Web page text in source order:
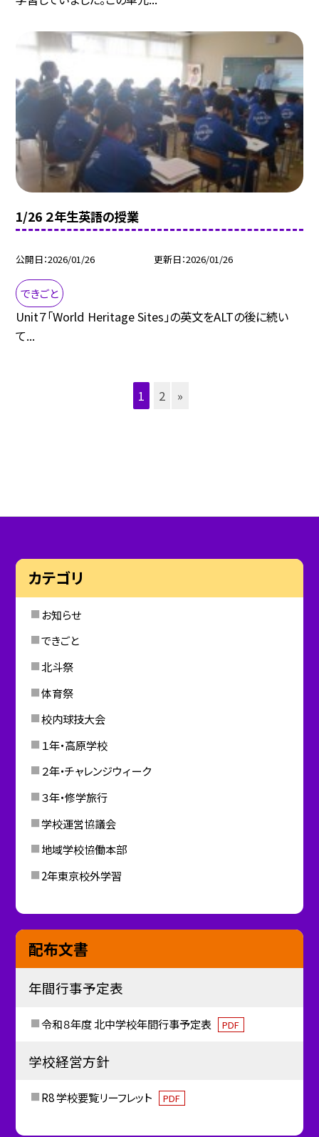
1/26 ２年生英語の授業
公開日 2026/01/26 更新日 2026/01/26
できごと
Unit７「World Heritage Sites」の英文をALTの後に続い
て...
1 2 »
カテゴリ
お知らせ
できごと
北斗祭
体育祭
校内球技大会
１年・高原学校
２年・チャレンジウィーク
３年・修学旅行
学校運営協議会
地域学校協働本部
2年東京校外学習
配布文書
年間行事予定表
令和８年度 北中学校年間行事予定表 PDF
学校経営方針
R8 学校要覧リーフレット PDF